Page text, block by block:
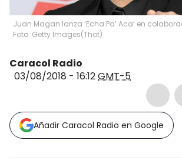
Juan Magan lanza ’Echa Pa’ Aca’ en
Foto: Getty Images(Thot)
Caracol Radio
03/08/2018 - 16:12GMT-5
Añadir Caracol Radio en Google